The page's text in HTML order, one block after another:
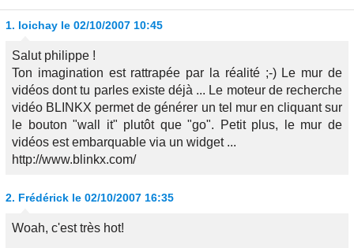
1. loichay le 02/10/2007 10:45
Salut philippe !
Ton imagination est rattrapée par la réalité ;-) Le mur de
vidéos dont tu parles existe déjà ... Le moteur de recherche
vidéo BLINKX permet de générer un tel mur en cliquant sur
le bouton "wall it" plutôt que "go". Petit plus, le mur de
vidéos est embarquable via un widget ...
http://www.blinkx.com/
2. Frédérick le 02/10/2007 16:35
Woah, c'est très hot!